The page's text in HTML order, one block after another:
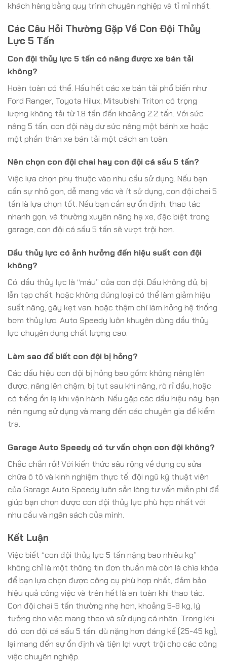
khách hàng bằng quy trình chuyên nghiệp và tỉ mỉ nhất.
Các Câu Hỏi Thường Gặp Về Con Đội Thủy
Lực 5 Tấn
Con đội thủy lực 5 tấn có nâng được xe bán tải
không?
Hoàn toàn có thể. Hầu hết các xe bán tải phổ biến như
Ford Ranger, Toyota Hilux, Mitsubishi Triton có trọng
lượng không tải từ 1.8 tấn đến khoảng 2.2 tấn. Với sức
nâng 5 tấn, con đội này dư sức nâng một bánh xe hoặc
một phần thân xe bán tải một cách an toàn.
Nên chọn con đội chai hay con đội cá sấu 5 tấn?
Việc lựa chọn phụ thuộc vào nhu cầu sử dụng. Nếu bạn
cần sự nhỏ gọn, dễ mang vác và ít sử dụng, con đội chai 5
tấn là lựa chọn tốt. Nếu bạn cần sự ổn định, thao tác
nhanh gọn, và thường xuyên nâng hạ xe, đặc biệt trong
garage, con đội cá sấu 5 tấn sẽ vượt trội hơn.
Dầu thủy lực có ảnh hưởng đến hiệu suất con đội
không?
Có, dầu thủy lực là “máu” của con đội. Dầu không đủ, bị
lẫn tạp chất, hoặc không đúng loại có thể làm giảm hiệu
suất nâng, gây kẹt van, hoặc thậm chí làm hỏng hệ thống
bơm thủy lực. Auto Speedy luôn khuyên dùng dầu thủy
lực chuyên dụng chất lượng cao.
Làm sao để biết con đội bị hỏng?
Các dấu hiệu con đội bị hỏng bao gồm: không nâng lên
được, nâng lên chậm, bị tụt sau khi nâng, rò rỉ dầu, hoặc
có tiếng ồn lạ khi vận hành. Nếu gặp các dấu hiệu này, bạn
nên ngưng sử dụng và mang đến các chuyên gia để kiểm
tra.
Garage Auto Speedy có tư vấn chọn con đội không?
Chắc chắn rồi! Với kiến thức sâu rộng về dụng cụ sửa
chữa ô tô và kinh nghiệm thực tế, đội ngũ kỹ thuật viên
của Garage Auto Speedy luôn sẵn lòng tư vấn miễn phí để
giúp bạn chọn được con đội thủy lực phù hợp nhất với
nhu cầu và ngân sách của mình.
Kết Luận
Việc biết “con đội thủy lực 5 tấn nặng bao nhiêu kg”
không chỉ là một thông tin đơn thuần mà còn là chìa khóa
để bạn lựa chọn được công cụ phù hợp nhất, đảm bảo
hiệu quả công việc và trên hết là an toàn khi thao tác.
Con đội chai 5 tấn thường nhẹ hơn, khoảng 5-8 kg, lý
tưởng cho việc mang theo và sử dụng cá nhân. Trong khi
đó, con đội cá sấu 5 tấn, dù nặng hơn đáng kể (25-45 kg),
lại mang đến sự ổn định và tiện lợi vượt trội cho các công
việc chuyên nghiệp.